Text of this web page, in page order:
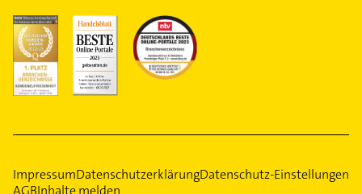
ImpressumDatenschutzerklärungDatenschutz-Einstellungen
AGBInhalte melden